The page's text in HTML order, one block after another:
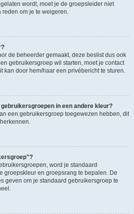
wordt, moet je de groepsleider niet
reden om je te weigeren.
de beheerder gemaakt, deze beslist dus ook
gebruikersgroep wil starten, moet je contact
kan door hem/haar een privébericht te sturen.
in een andere kleur?
een gebruikersgroep toegewezen hebben, dit
word je standaard
groepskleur en groepsrang te bepalen. De
geven om je standaard gebruikersgroep te